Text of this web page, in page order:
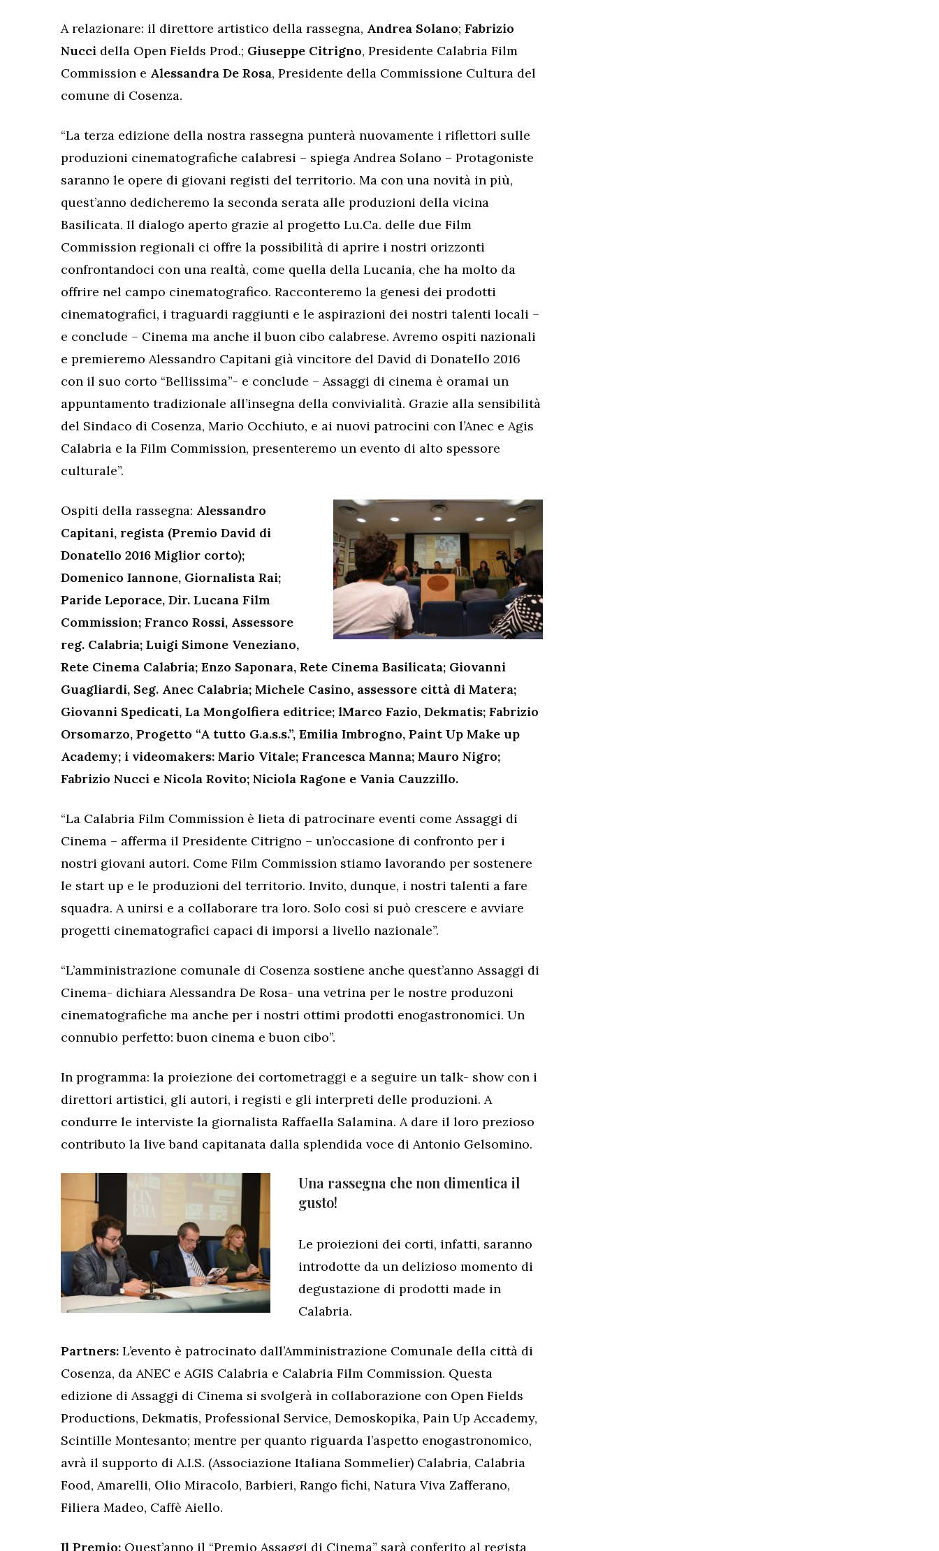
A relazionare: il direttore artistico della rassegna, Andrea Solano; Fabrizio
Nucci della Open Fields Prod.; Giuseppe Citrigno, Presidente Calabria Film
Commission e Alessandra De Rosa, Presidente della Commissione Cultura del
comune di Cosenza.
“La terza edizione della nostra rassegna punterà nuovamente i riflettori sulle
produzioni cinematografiche calabresi – spiega Andrea Solano – Protagoniste
saranno le opere di giovani registi del territorio. Ma con una novità in più,
quest’anno dedicheremo la seconda serata alle produzioni della vicina
Basilicata. Il dialogo aperto grazie al progetto Lu.Ca. delle due Film
Commission regionali ci offre la possibilità di aprire i nostri orizzonti
confrontandoci con una realtà, come quella della Lucania, che ha molto da
offrire nel campo cinematografico. Racconteremo la genesi dei prodotti
cinematografici, i traguardi raggiunti e le aspirazioni dei nostri talenti locali –
e conclude – Cinema ma anche il buon cibo calabrese. Avremo ospiti nazionali
e premieremo Alessandro Capitani già vincitore del David di Donatello 2016
con il suo corto “Bellissima”- e conclude – Assaggi di cinema è oramai un
appuntamento tradizionale all’insegna della convivialità. Grazie alla sensibilità
del Sindaco di Cosenza, Mario Occhiuto, e ai nuovi patrocini con l’Anec e Agis
Calabria e la Film Commission, presenteremo un evento di alto spessore
culturale”.
Ospiti della rassegna: Alessandro
Capitani, regista (Premio David di
Donatello 2016 Miglior corto);
Domenico Iannone, Giornalista Rai;
Paride Leporace, Dir. Lucana Film
Commission; Franco Rossi, Assessore
reg. Calabria; Luigi Simone Veneziano,
Rete Cinema Calabria; Enzo Saponara, Rete Cinema Basilicata; Giovanni
Guagliardi, Seg. Anec Calabria; Michele Casino, assessore città di Matera;
Giovanni Spedicati, La Mongolfiera editrice; lMarco Fazio, Dekmatis; Fabrizio
Orsomarzo, Progetto “A tutto G.a.s.s.”, Emilia Imbrogno, Paint Up Make up
Academy; i videomakers: Mario Vitale; Francesca Manna; Mauro Nigro;
Fabrizio Nucci e Nicola Rovito; Niciola Ragone e Vania Cauzzillo.
“La Calabria Film Commission è lieta di patrocinare eventi come Assaggi di
Cinema – afferma il Presidente Citrigno – un’occasione di confronto per i
nostri giovani autori. Come Film Commission stiamo lavorando per sostenere
le start up e le produzioni del territorio. Invito, dunque, i nostri talenti a fare
squadra. A unirsi e a collaborare tra loro. Solo così si può crescere e avviare
progetti cinematografici capaci di imporsi a livello nazionale”.
“L’amministrazione comunale di Cosenza sostiene anche quest’anno Assaggi di
Cinema- dichiara Alessandra De Rosa- una vetrina per le nostre produzoni
cinematografiche ma anche per i nostri ottimi prodotti enogastronomici. Un
connubio perfetto: buon cinema e buon cibo”.
In programma: la proiezione dei cortometraggi e a seguire un talk- show con i
direttori artistici, gli autori, i registi e gli interpreti delle produzioni. A
condurre le interviste la giornalista Raffaella Salamina. A dare il loro prezioso
contributo la live band capitanata dalla splendida voce di Antonio Gelsomino.
Una rassegna che non dimentica il
gusto!
Le proiezioni dei corti, infatti, saranno
introdotte da un delizioso momento di
degustazione di prodotti made in
Calabria.
Partners: L’evento è patrocinato dall’Amministrazione Comunale della città di
Cosenza, da ANEC e AGIS Calabria e Calabria Film Commission. Questa
edizione di Assaggi di Cinema si svolgerà in collaborazione con Open Fields
Productions, Dekmatis, Professional Service, Demoskopika, Pain Up Accademy,
Scintille Montesanto; mentre per quanto riguarda l’aspetto enogastronomico,
avrà il supporto di A.I.S. (Associazione Italiana Sommelier) Calabria, Calabria
Food, Amarelli, Olio Miracolo, Barbieri, Rango fichi, Natura Viva Zafferano,
Filiera Madeo, Caffè Aiello.
Il Premio: Quest’anno il “Premio Assaggi di Cinema” sarà conferito al regista